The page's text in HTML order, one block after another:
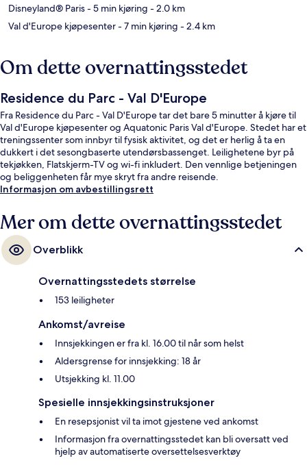
Disneyland® Paris- 5 min kjøring - 2.0 km
Val d'Europe kjøpesenter- 7 min kjøring - 2.4 km
Om dette overnattingsstedet
Residence du Parc - Val D'Europe
Fra Residence du Parc - Val D'Europe tar det bare 5 minutter å kjøre til
Val d'Europe kjøpesenter og Aquatonic Paris Val d'Europe. Stedet har et
treningssenter som innbyr til fysisk aktivitet, og det er herlig å ta en
dukkert i det sesongbaserte utendørsbassenget. Leilighetene byr på
tekjøkken, Flatskjerm-TV og wi-fi inkludert. Den vennlige betjeningen
og beliggenheten får mye skryt fra andre reisende.
Informasjon om avbestillingsrett
Mer om dette overnattingsstedet
Overblikk
Overnattingsstedets størrelse
153 leiligheter
Ankomst/avreise
Innsjekkingen er fra kl. 16.00 til når som helst
Aldersgrense for innsjekking: 18 år
Utsjekking kl. 11.00
Spesielle innsjekkingsinstruksjoner
En resepsjonist vil ta imot gjestene ved ankomst
Informasjon fra overnattingsstedet kan bli oversatt ved
hjelp av automatiserte oversettelsesverktøy